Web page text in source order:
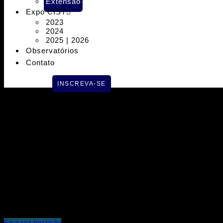
Expo CIST
2023
2024
2025 | 2026
Observatórios
Contato
INSCREVA-SE